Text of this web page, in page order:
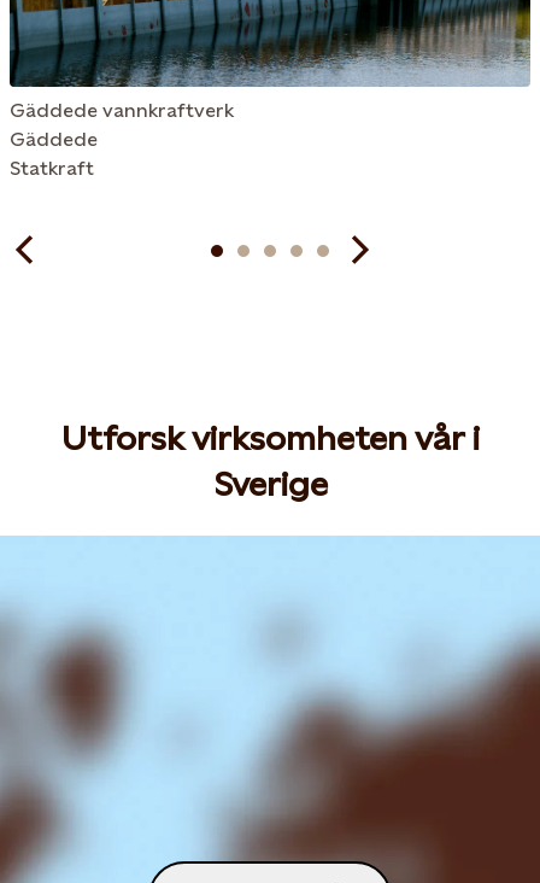
Gäddede vannkraftverk
Gäddede
Statkraft
Utforsk virksomheten vår i
Sverige